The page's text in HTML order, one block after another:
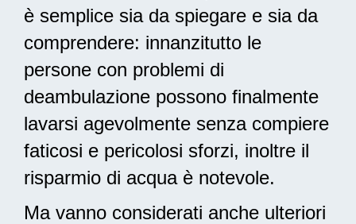
è semplice sia da spiegare e sia da
comprendere: innanzitutto le
persone con problemi di
deambulazione possono finalmente
lavarsi agevolmente senza compiere
faticosi e pericolosi sforzi, inoltre il
risparmio di acqua è notevole.
Ma vanno considerati anche ulteriori